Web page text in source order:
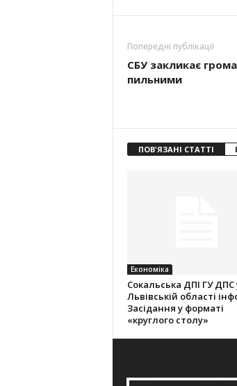
Попередні публікації
СБУ закликає
пильними
ПОВ'ЯЗАНІ СТАТТІ
Економіка
Cокальська ДПІ ГУ ДПС
Львівській області
Засідання у форматі
«круглого столу»